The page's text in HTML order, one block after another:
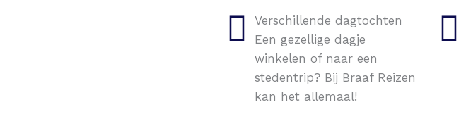
Verschillende dagtochten
Een gezellige dagje
winkelen of naar een
stedentrip? Bij Braaf Reizen
kan het allemaal!